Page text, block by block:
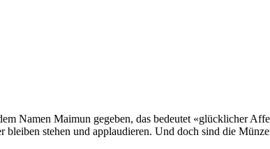
Namen Maimun gegeben, das bedeutet «glücklicher
stehen und applaudieren. Und doch sind die